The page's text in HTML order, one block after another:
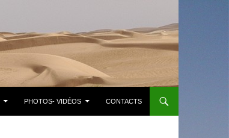
PHOTOS- VIDÉOS CONTACTS